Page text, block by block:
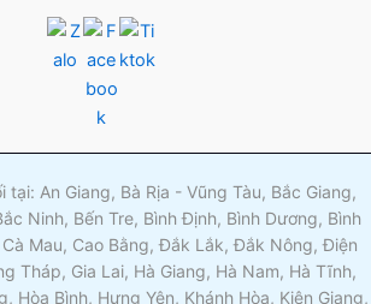
tại: An Giang, Bà Rịa - Vũng Tàu, Bắc Giang,
Ninh, Bến Tre, Bình Định, Bình Dương, Bình
Mau, Cao Bằng, Đắk Lắk, Đắk Nông, Điện
Tháp, Gia Lai, Hà Giang, Hà Nam, Hà Tĩnh,
Hòa Bình, Hưng Yên, Khánh Hòa, Kiên Giang,